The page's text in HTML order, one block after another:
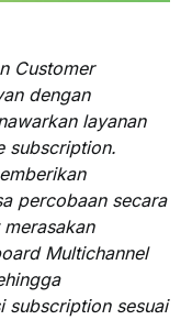
Customer
dengan
layanan
subscription.
percobaan secara
Multichannel
subscription sesuai